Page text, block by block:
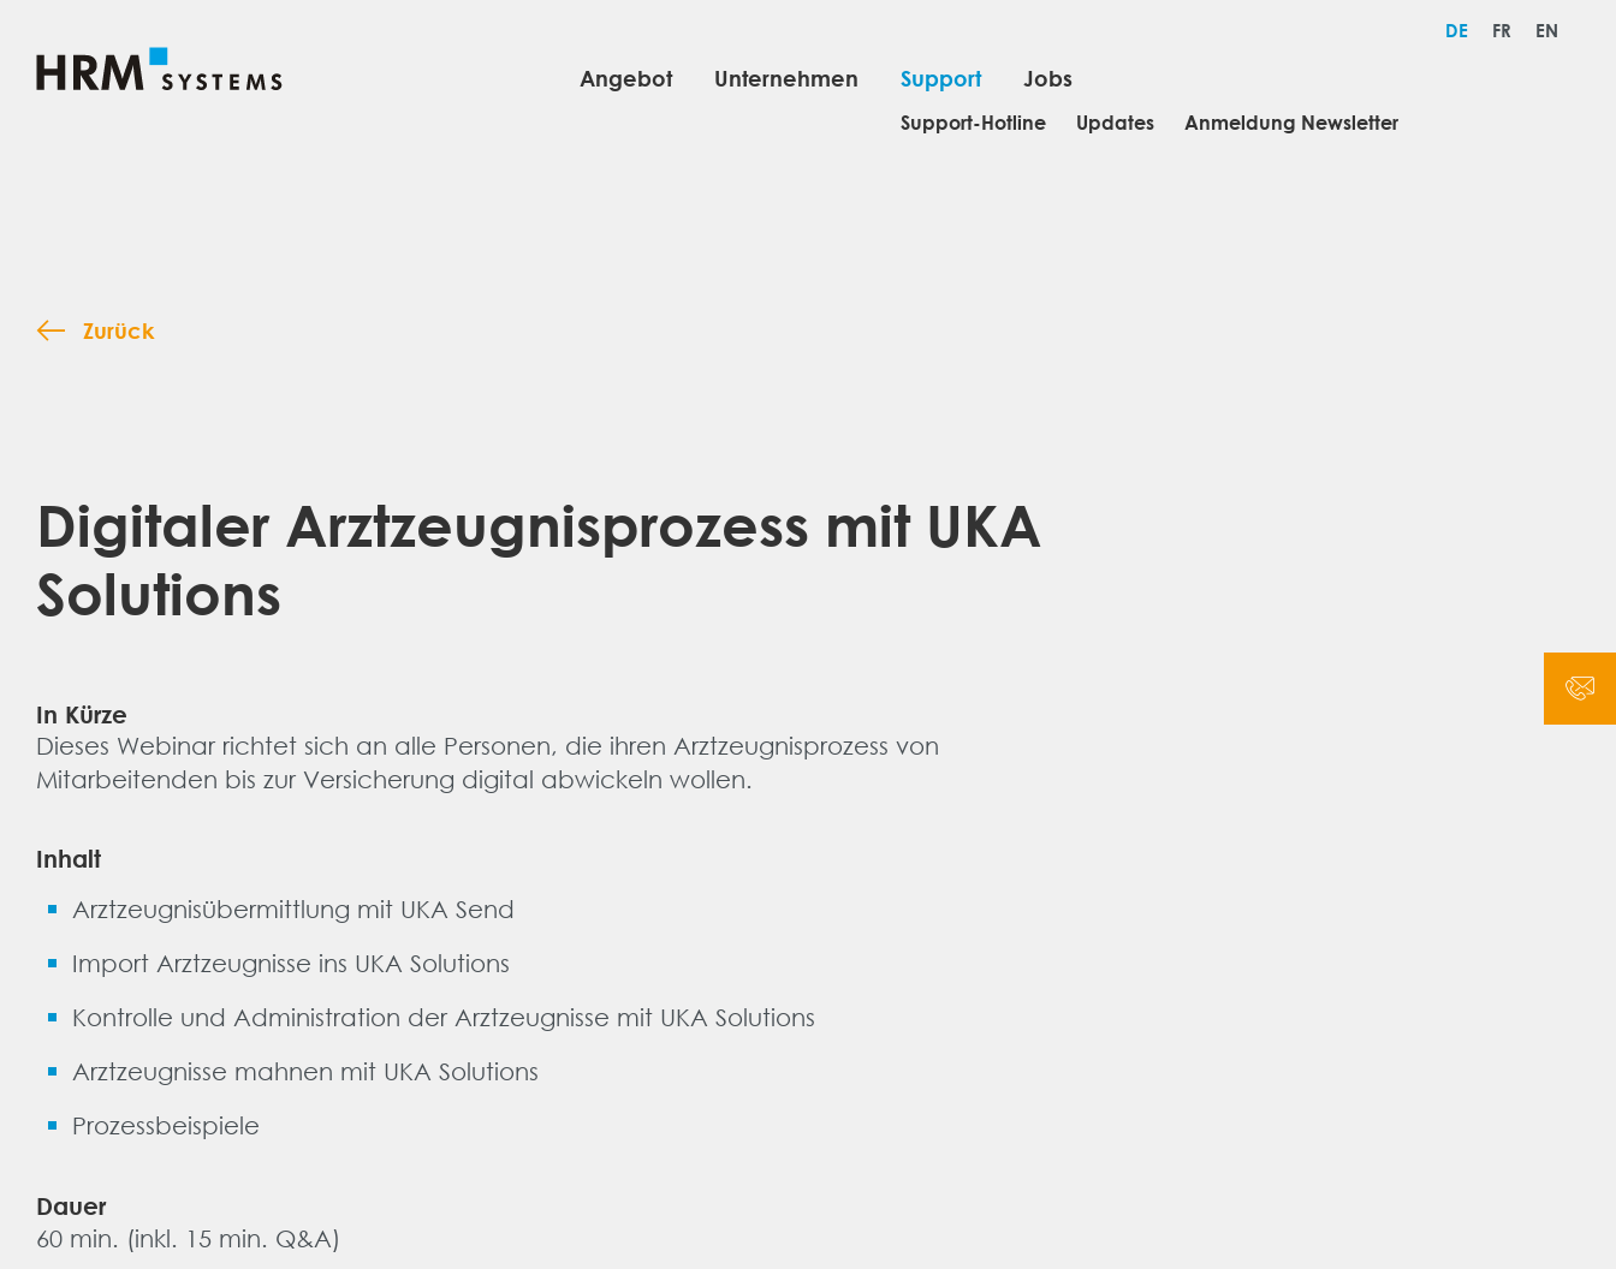
Angebot Unternehmen Support
Support-Hotline Updates Anmeldung Newsletter
Jobs
DE FR EN
Zurück
Digitaler Arztzeugnisprozess mit UKA
Solutions
In Kürze
Dieses Webinar richtet sich an alle Personen, die ihren Arztzeugnisprozess von
Mitarbeitenden bis zur Versicherung digital abwickeln wollen.
Inhalt
Arztzeugnisübermittlung mit UKA Send
Import Arztzeugnisse ins UKA Solutions
Kontrolle und Administration der Arztzeugnisse mit UKA Solutions
Arztzeugnisse mahnen mit UKA Solutions
Prozessbeispiele
Dauer
60 min. (inkl. 15 min. Q&A)